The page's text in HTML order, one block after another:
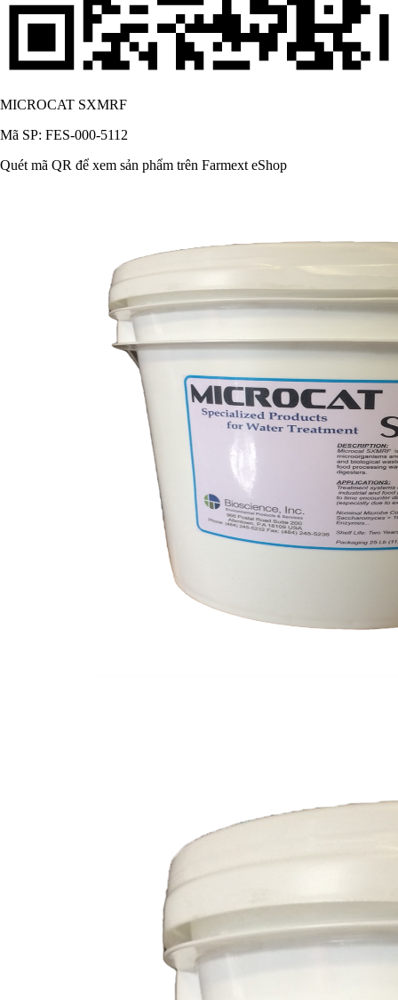
MICROCAT SXMRF
Mã SP: FES-000-5112
Quét mã QR để xem sản phẩm trên Farmext eShop